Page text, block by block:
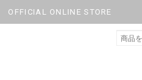
OFFICIAL ONLINE STORE